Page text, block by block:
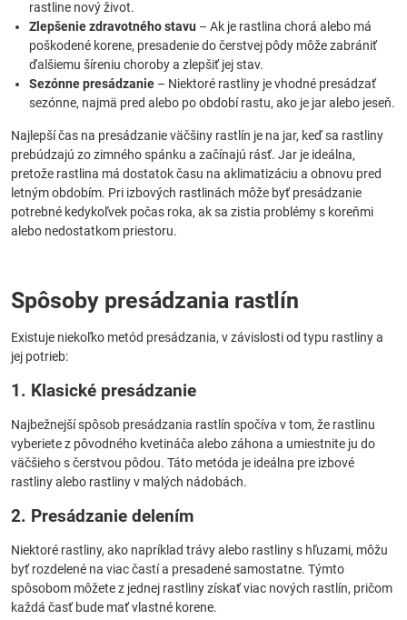
rastline nový život.
Zlepšenie zdravotného stavu – Ak je rastlina chorá alebo má
poškodené korene, presadenie do čerstvej pôdy môže zabrániť
ďalšiemu šíreniu choroby a zlepšiť jej stav.
Sezónne presádzanie – Niektoré rastliny je vhodné presádzať
sezónne, najmä pred alebo po období rastu, ako je jar alebo jeseň.
Najlepší čas na presádzanie väčšiny rastlín je na jar, keď sa rastliny
prebúdzajú zo zimného spánku a začínajú rásť. Jar je ideálna,
pretože rastlina má dostatok času na aklimatizáciu a obnovu pred
letným obdobím. Pri izbových rastlinách môže byť presádzanie
potrebné kedykoľvek počas roka, ak sa zistia problémy s koreňmi
alebo nedostatkom priestoru.
Spôsoby presádzania rastlín
Existuje niekoľko metód presádzania, v závislosti od typu rastliny a
jej potrieb:
1. Klasické presádzanie
Najbežnejší spôsob presádzania rastlín spočíva v tom, že rastlinu
vyberiete z pôvodného kvetináča alebo záhona a umiestnite ju do
väčšieho s čerstvou pôdou. Táto metóda je ideálna pre izbové
rastliny alebo rastliny v malých nádobách.
2. Presádzanie delením
Niektoré rastliny, ako napríklad trávy alebo rastliny s hľuzami, môžu
byť rozdelené na viac častí a presadené samostatne. Týmto
spôsobom môžete z jednej rastliny získať viac nových rastlín, pričom
každá časť bude mať vlastné korene.